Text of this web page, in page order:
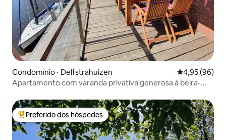
Condomínio ⋅ Delfstrahuizen 4,95 de uma
4,95 (96)
Apartamento com varanda privativa generosa à beira-
Entre os melhores preferidos dos hóspedes
Preferido dos hóspedes